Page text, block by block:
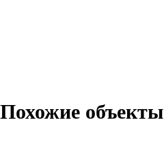
Похожие объекты